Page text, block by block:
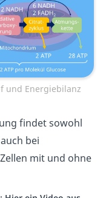
und Energiebilanz
findet sowohl
auch bei
Zellen mit und ohne